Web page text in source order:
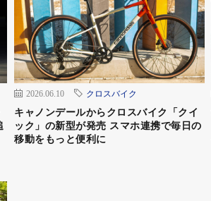
ートエコモードプラス78km
2026.06.10 クロスバイク
キャノンデールからクロスバイク「クイ
ック」の新型が発売 スマホ連携で毎日の
移動をもっと便利に